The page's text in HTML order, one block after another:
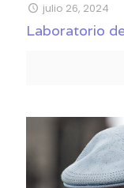
julio 26, 2024
Laboratorio